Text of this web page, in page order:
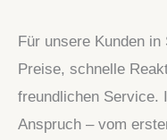
Für unsere Kunden
Preise, schnelle
freundlichen Service.
Anspruch – vom